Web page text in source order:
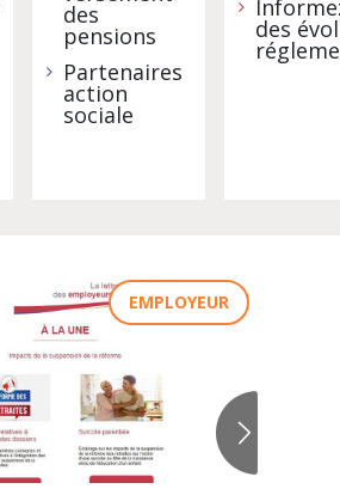
des
pensions
Partenaires
action
sociale
des
EMPLOYEUR